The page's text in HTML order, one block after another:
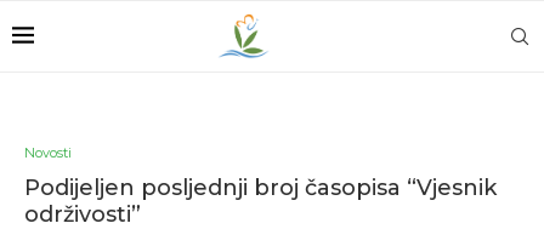
Novosti
Podijeljen posljednji broj časopisa “Vjesnik
održivosti”